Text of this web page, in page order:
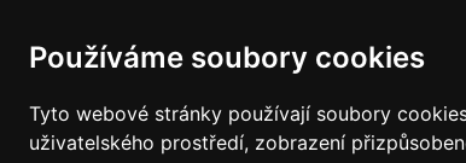
Používáme soubory cookies
Tyto webové stránky používají soubory
uživatelského prostředí, zobrazení
forum.cz